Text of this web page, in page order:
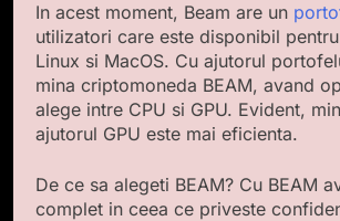
In acest moment, Beam are un
utilizatori care este disponibil
Linux si MacOS. Cu ajutorul
mina criptomoneda BEAM, avand
alege intre CPU si GPU. Evident,
ajutorul GPU este mai eficienta.
De ce sa alegeti BEAM? Cu BEAM
complet in ceea ce priveste